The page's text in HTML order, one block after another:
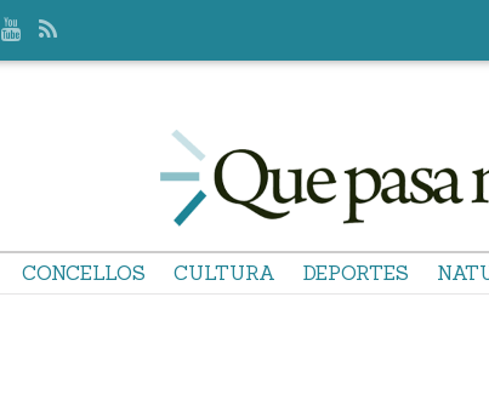
CONCELLOS CULTURA DEPORTES